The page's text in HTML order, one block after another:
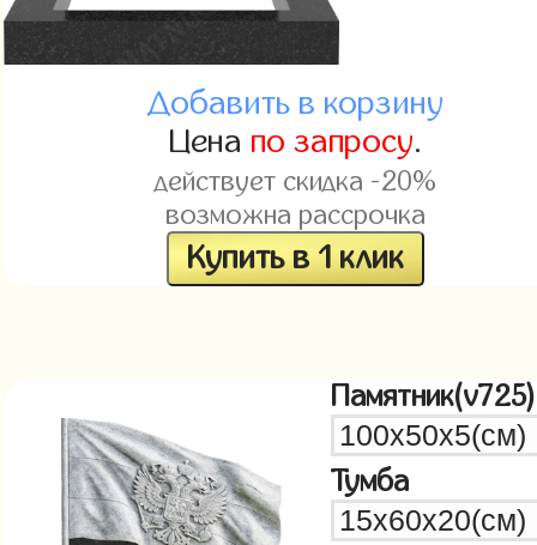
Добавить в корзину
Цена по запросу.
действует скидка -20%
возможна рассрочка
Купить в 1 клик
Памятник(v725)
Тумба